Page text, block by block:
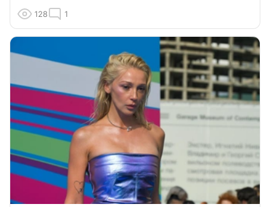
128 1